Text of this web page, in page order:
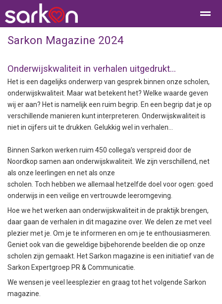
Home Bellen Contact E-mail
Sarkon Magazine 2024
Onderwijskwaliteit in verhalen uitgedrukt...
Het is een dagelijks onderwerp van gesprek binnen onze scholen,
onderwijskwaliteit. Maar wat betekent het? Welke waarde geven
wij er aan? Het is namelijk een ruim begrip. En een begrip dat je op
verschillende manieren kunt interpreteren. Onderwijskwaliteit is
niet in cijfers uit te drukken. Gelukkig wel in verhalen...
Binnen Sarkon werken ruim 450 collega’s verspreid door de
Noordkop samen aan onderwijskwaliteit. We zijn verschillend, net
als onze leerlingen en net als onze
scholen. Toch hebben we allemaal hetzelfde doel voor ogen: goed
onderwijs in een veilige en vertrouwde leeromgeving.
Hoe we het werken aan onderwijskwaliteit in de praktijk brengen,
daar gaan de verhalen in dit magazine over. We delen ze met veel
plezier met je. Om je te informeren en om je te enthousiasmeren.
Geniet ook van die geweldige bijbehorende beelden die op onze
scholen zijn gemaakt. Het Sarkon magazine is een initiatief van de
Sarkon Expertgroep PR & Communicatie.
We wensen je veel leesplezier en graag tot het volgende Sarkon
magazine.